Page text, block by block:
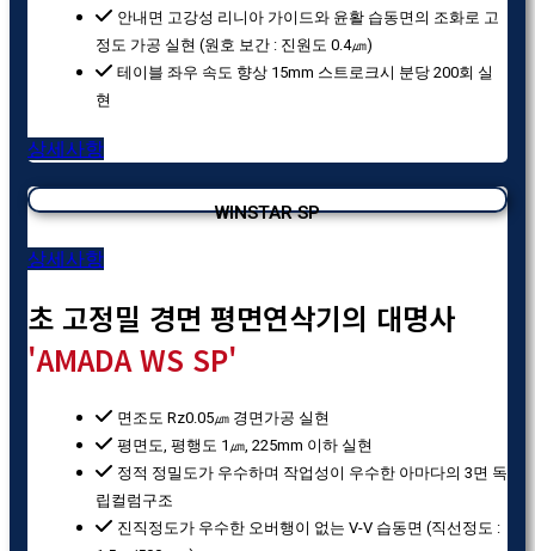
안내면 고강성 리니아 가이드와 윤활 습동면의 조화로 고
정도 가공 실현 (원호 보간 : 진원도 0.4㎛)
테이블 좌우 속도 향상 15mm 스트로크시 분당 200회 실
현
상세사항
WINSTAR SP
상세사항
초 고정밀 경면 평면연삭기의 대명사
'AMADA WS SP'
면조도 Rz0.05㎛ 경면가공 실현
평면도, 평행도 1㎛, 225mm 이하 실현
정적 정밀도가 우수하며 작업성이 우수한 아마다의 3면 독
립컬럼구조
진직정도가 우수한 오버행이 없는 V-V 습동면 (직선정도 :